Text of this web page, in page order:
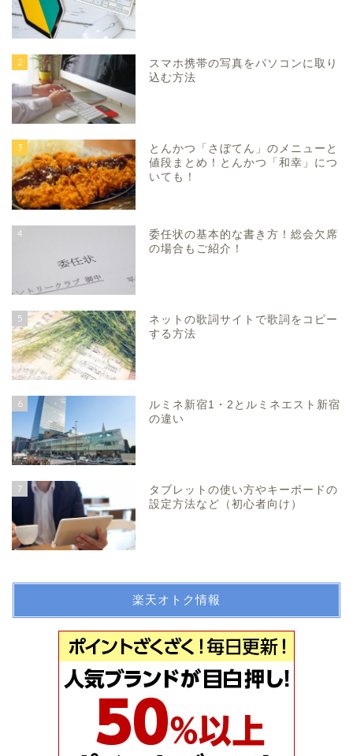
2
スマホ携帯の写真をパソコンに取り
込む方法
3
とんかつ「さぼてん」のメニューと
値段まとめ！とんかつ「和幸」につ
いても！
4
委任状の基本的な書き方！総会欠席
の場合もご紹介！
5
ネットの歌詞サイトで歌詞をコピー
する方法
6
ルミネ新宿1・2とルミネエスト新宿
の違い
7
タブレットの使い方やキーボードの
設定方法など（初心者向け）
楽天オトク情報